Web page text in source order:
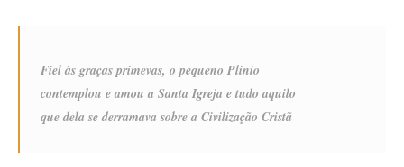
Fiel às graças primevas, o pequeno Plinio
contemplou e amou a Santa Igreja e tudo aquilo
que dela se derramava sobre a Civilização Cristã